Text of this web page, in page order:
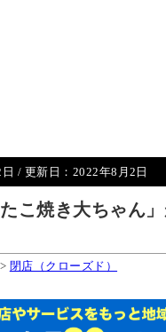
/ 更新日： 2022年8月2日
こ焼き大ちゃん
> 閉店（クローズド）